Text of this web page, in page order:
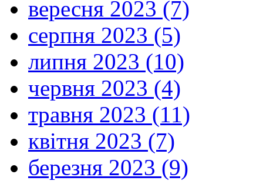
вересня 2023 (7)
серпня 2023 (5)
липня 2023 (10)
червня 2023 (4)
травня 2023 (11)
квітня 2023 (7)
березня 2023 (9)